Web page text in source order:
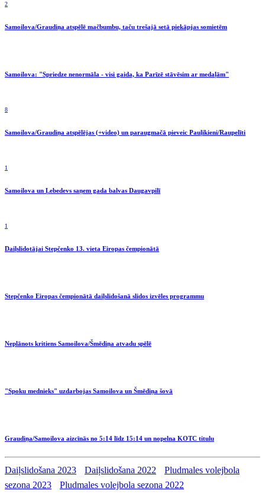
2
Samoilova/Graudiņa atspēlē mačbumbu, taču trešajā setā piekāpjas somietēm
Samoilova: "Spriedze nenormāla - visi gaida, ka Parīzē stāvēsim ar medaļām"
8
Samoilova/Graudiņa atspēlējas (+video) un paraugmačā pieveic Pauļikieni/Raupelīti
1
Samoilova un Ļebedevs saņem gada balvas Daugavpilī
1
Daiļslidotājai Stepčenko 13. vieta Eiropas čempionātā
Stepčenko Eiropas čempionātā daiļslidošanā slidos izvēles programmu
Neplānots kritiens Samoilova/Šmēdiņa atvadu spēlē
"Spoku mednieks" uzdarbojas Samoilova un Šmēdiņa šovā
Graudiņa/Samoilova aizcīnās no 5:14 līdz 15:14 un nopelna KOTC titulu
Daiļslidošana 2023 Daiļslidošana 2022
Pludmales volejbola
sezona 2023
Pludmales volejbola sezona 2022